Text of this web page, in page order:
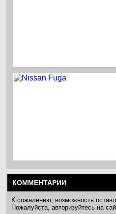
КОММЕНТАРИИ
К сожалению, возможность
Пожалуйста, авторизуйтесь на